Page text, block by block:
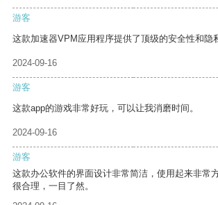
游客
这款加速器VPM应用程序提供了顶级的安全性和隐
2024-09-16
游客
这款app的游戏非常好玩，可以让我消磨时间。
2024-09-16
游客
这款办公软件的界面设计非常简洁，使用起来非常
很合理，一目了然。